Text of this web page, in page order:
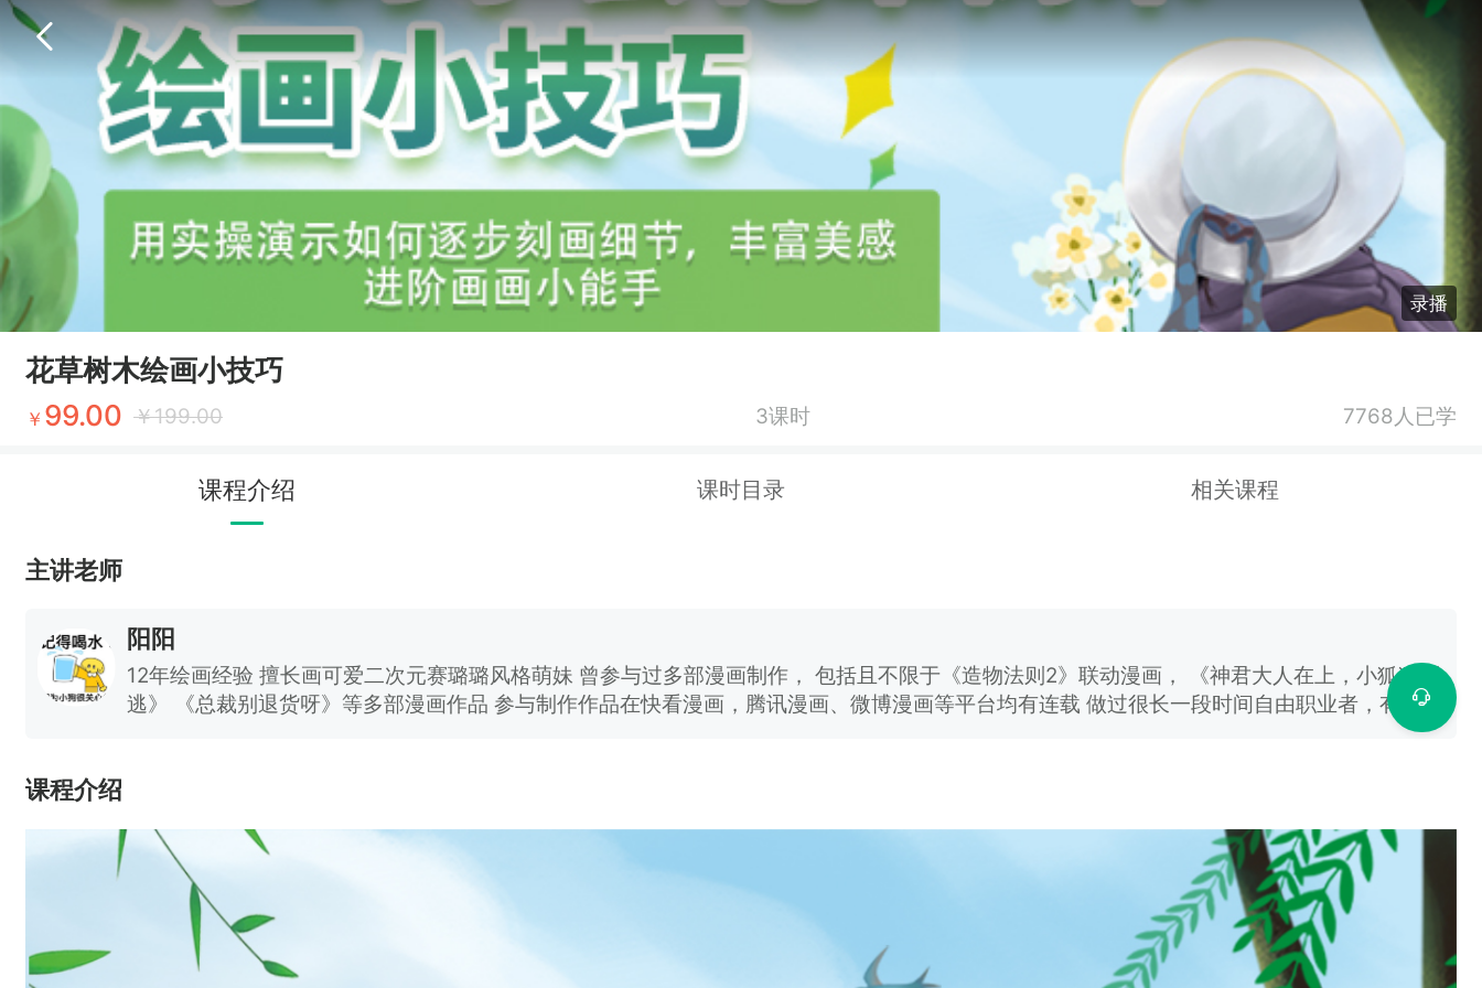
录播
花草树木绘画小技巧
￥ 99.00 ￥199.00 3课时 7768人已学
课程介绍 课时目录 相关课程
主讲老师
阳阳
12年绘画经验 擅长画可爱二次元赛璐璐风格萌妹 曾参与过多部漫画制作， 包括且不限于《造物法则2》联动漫画， 《神君大人在上，小狐狸别
逃》 《总裁别退货呀》等多部漫画作品 参与制作作品在快看漫画，腾讯漫画、微博漫画等平台均有连载 做过很长一段时间自由职业者，有丰富
课程介绍